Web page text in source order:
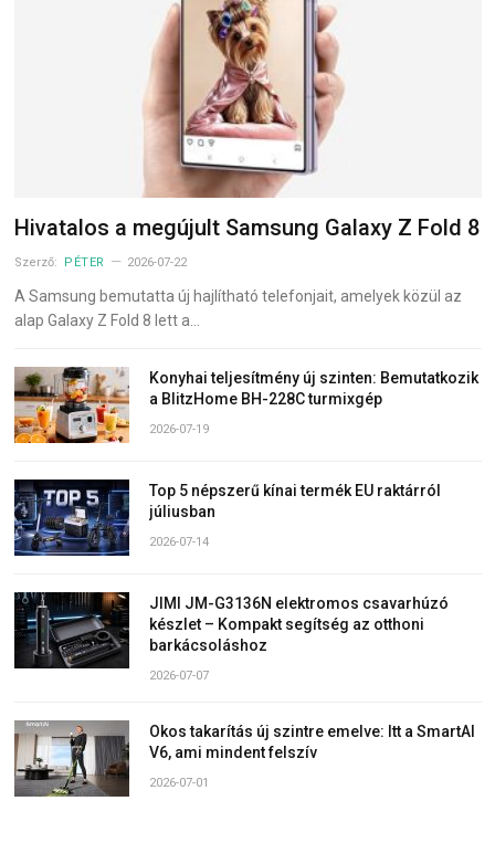
Hivatalos a megújult Samsung Galaxy Z Fold 8
Szerző: PÉTER 2026-07-22
A Samsung bemutatta új hajlítható telefonjait, amelyek közül az
alap Galaxy Z Fold 8 lett a…
Konyhai teljesítmény új szinten: Bemutatkozik
a BlitzHome BH-228C turmixgép
2026-07-19
Top 5 népszerű kínai termék EU raktárról
júliusban
2026-07-14
JIMI JM-G3136N elektromos csavarhúzó
készlet – Kompakt segítség az otthoni
barkácsoláshoz
2026-07-07
Okos takarítás új szintre emelve: Itt a SmartAI
V6, ami mindent felszív
2026-07-01